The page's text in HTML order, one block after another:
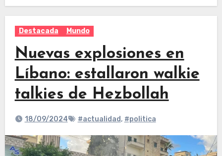
Destacada Mundo
Nuevas explosiones en
Líbano: estallaron walkie
talkies de Hezbollah
18/09/2024 #actualidad, #politica